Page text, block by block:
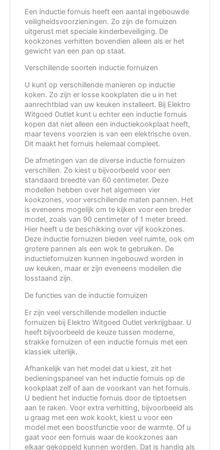
Een inductie fornuis heeft een aantal ingebouwde
veiligheidsvoorzieningen. Zo zijn de fornuizen
uitgerust met speciale kinderbeveiliging. De
kookzones verhitten bovendien alleen als er het
gewicht van een pan op staat.
Verschillende soorten inductie fornuizen
U kunt op verschillende manieren op inductie
koken. Zo zijn er losse kookplaten die u in het
aanrechtblad van uw keuken installeert. Bij Elektro
Witgoed Outlet kunt u echter een inductie fornuis
kopen dat niet alleen een inductiekookplaat heeft,
maar tevens voorzien is van een elektrische oven.
Dit maakt het fornuis helemaal compleet.
De afmetingen van de diverse inductie fornuizen
verschillen. Zo kiest u bijvoorbeeld voor een
standaard breedte van 60 centimeter. Deze
modellen hebben over het algemeen vier
kookzones, voor verschillende maten pannen. Het
is eveneens mogelijk om te kijken voor een breder
model, zoals van 90 centimeter of 1 meter breed.
Hier heeft u de beschikking over vijf kookzones.
Deze inductie fornuizen bieden veel ruimte, ook om
grotere pannen als een wok te gebruiken. De
inductiefornuizen kunnen ingebouwd worden in
uw keuken, maar er zijn eveneens modellen die
losstaand zijn.
De functies van de inductie fornuizen
Er zijn veel verschillende modellen inductie
fornuizen bij Elektro Witgoed Outlet verkrijgbaar. U
heeft bijvoorbeeld de keuze tussen moderne,
strakke fornuizen of een inductie fornuis met een
klassiek uiterlijk.
Afhankelijk van het model dat u kiest, zit het
bedieningspaneel van het inductie fornuis op de
kookplaat zelf of aan de voorkant van het fornuis.
U bedient het inductie fornuis door de tiptoetsen
aan te raken. Voor extra verhitting, bijvoorbeeld als
u graag met een wok kookt, kiest u voor een
model met een boostfunctie voor de warmte. Of u
gaat voor een fornuis waar de kookzones aan
elkaar gekoppeld kunnen worden. Dat is handig als